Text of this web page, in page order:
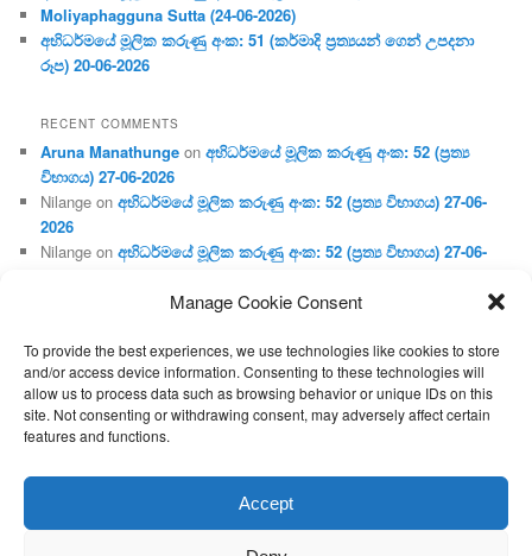
Manage Cookie Consent
To provide the best experiences, we use technologies like cookies to store
and/or access device information. Consenting to these technologies will
allow us to process data such as browsing behavior or unique IDs on this
site. Not consenting or withdrawing consent, may adversely affect certain
features and functions.
Accept
Moliyaphagguna Sutta (24-06-2026)
අභිධර්මයේ මූලික කරුණු අංක: 51 (කර්මාදි ප්‍ර‍ත්‍යයන් ගෙන් උපදනා
රූප) 20-06-2026
RECENT COMMENTS
Aruna Manathunge onඅභිධර්මයේ මූලික කරුණු අංක: 52 (ප්‍ර‍ත්‍ය
විභාගය) 27-06-2026
Nilange onඅභිධර්මයේ මූලික කරුණු අංක: 52 (ප්‍ර‍ත්‍ය විභාගය) 27-06-
2026
Nilange onඅභිධර්මයේ මූලික කරුණු අංක: 52 (ප්‍ර‍ත්‍ය විභාගය) 27-06-
Aruna Manathungeonඅභිධර්මයේ මූලික කරුණු අංක: 46 (හෘදය,
Gunaratneonඅභිධර්මයේ මූලික කරුණු අංක: 46 (හෘදය, ජීවිත,
ආහාර රූප) 02-05-2026
Proudly powered by WordPress